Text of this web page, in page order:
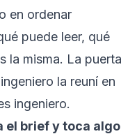
en ordenar
puede leer, qué
la misma. La puerta
la reuní en
ingeniero.
el brief y toca algo